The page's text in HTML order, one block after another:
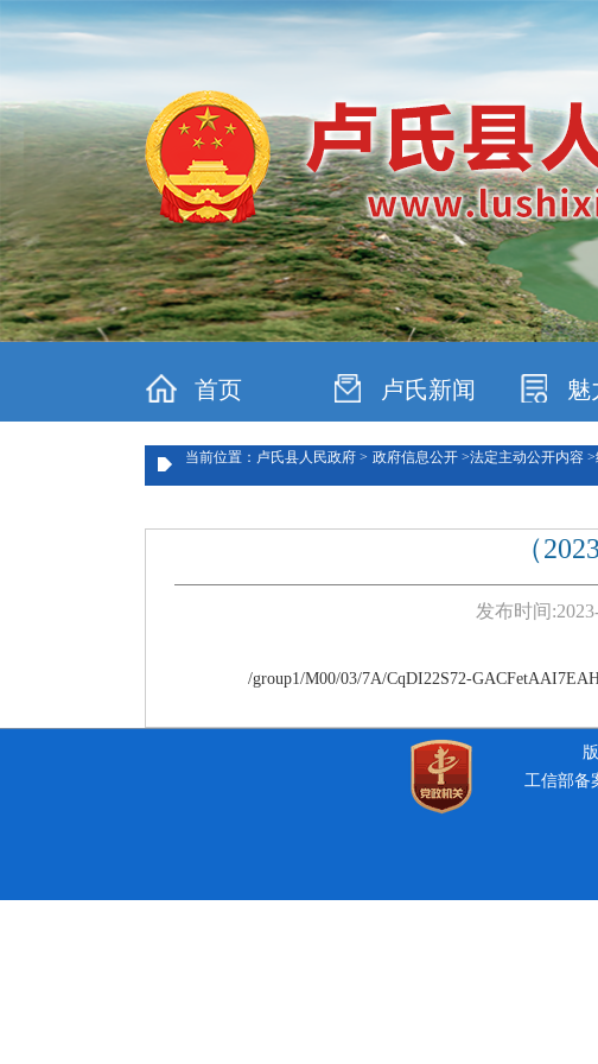
首页 卢氏新闻 魅
当前位置：卢氏县人民政府 > 政府信息公开 >法定主动公开内容 >
（
发布时间:
/group1/M00/03/7A/CqDI22S72-
工信部备